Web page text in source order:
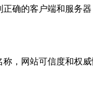
确的客户端和服务
称，网站可信度和权威